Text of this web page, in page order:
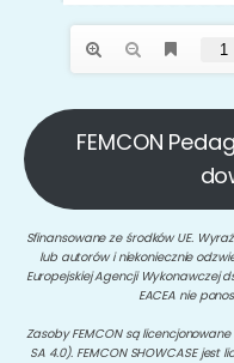
FEMCON
Sfinansowane ze środków UE.
lub autorów i niekoniecznie
Europejskiej Agencji Wykonawczej
EACEA nie
Zasoby FEMCON są
SA 4.0). FEMCON SHOWCASE